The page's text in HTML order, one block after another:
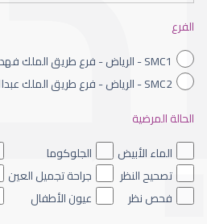
الماء الأزرق داخل العين
الفرع
SMC1 - الرياض - فرع طريق الملك فهد
SMC2 - الرياض - فرع طريق الملك عبدالله
الحالة المرضية
الماء الأبيض
الجلوكوما
تصحيح النظر
جراحة تجميل العين
فحص نظر
عيون الأطفال